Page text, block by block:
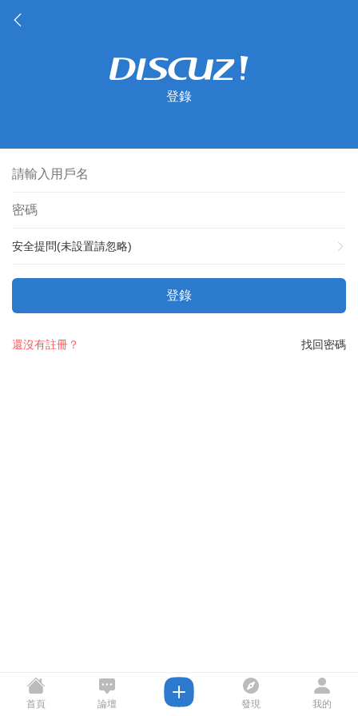
登錄
安全提問(未設置請忽略)
登錄
找回密碼
還沒有註冊？
首頁 論壇 發現 我的